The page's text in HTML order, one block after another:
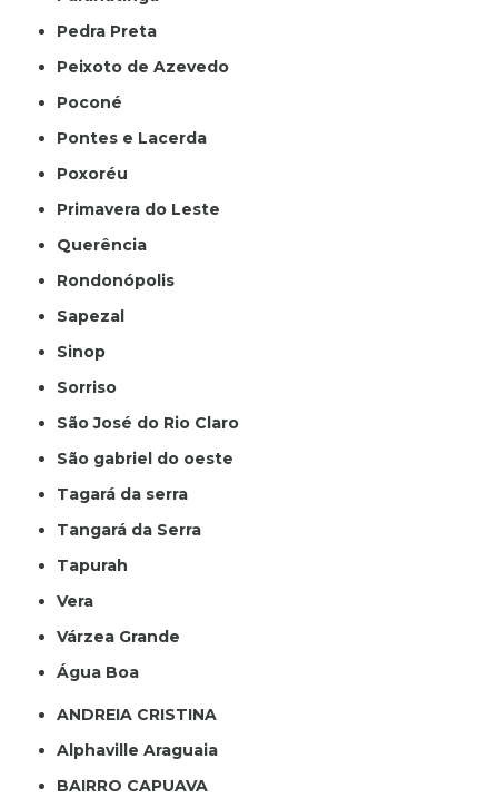
Pedra Preta
Peixoto de Azevedo
Poconé
Pontes e Lacerda
Poxoréu
Primavera do Leste
Querência
Rondonópolis
Sapezal
Sinop
Sorriso
São José do Rio Claro
São gabriel do oeste
Tagará da serra
Tangará da Serra
Tapurah
Vera
Várzea Grande
Água Boa
ANDREIA CRISTINA
Alphaville Araguaia
BAIRRO CAPUAVA